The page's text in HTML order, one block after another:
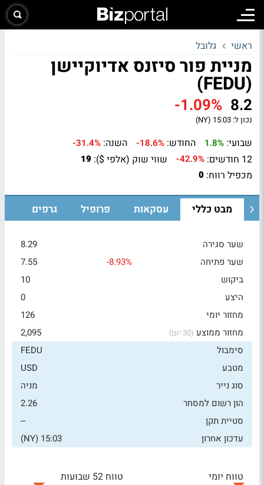
ראשי גלובל
מניית פור סיזנס אדיוקיישן
(FEDU)
8.2
-1.09%
נכון ל: 15:03 (NY)
שבועי: 1.8% החודש: -18.6% השנה: -31.4%
12 חודשים: -42.9% שווי שוק (אלפי $): 19
מכפיל רווח: 0
מבט כללי עסקאות פרופיל גרפים
שער סגירה
8.29
שער פתיחה
-8.93%
7.55
ביקוש
10
היצע
0
מחזור יומי
126
מחזור ממוצע (30 יום)
2,095
סימבול
FEDU
מטבע
USD
סוג נייר
מניה
הון רשום למסחר
2.26
סטיית תקן
--
עדכון אחרון
15:03 (NY)
טווח יומי
טווח 52 שבועות